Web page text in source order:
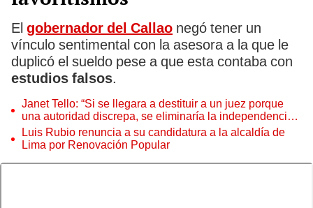
El gobernador del Callao negó tener un
vínculo sentimental con la asesora a la que le
duplicó el sueldo pese a que esta contaba con
estudios falsos.
Janet Tello: “Si se llegara a destituir a un juez porque
una autoridad discrepa, se eliminaría la independencia
judicial”
Luis Rubio renuncia a su candidatura a la alcaldía de
Lima por Renovación Popular